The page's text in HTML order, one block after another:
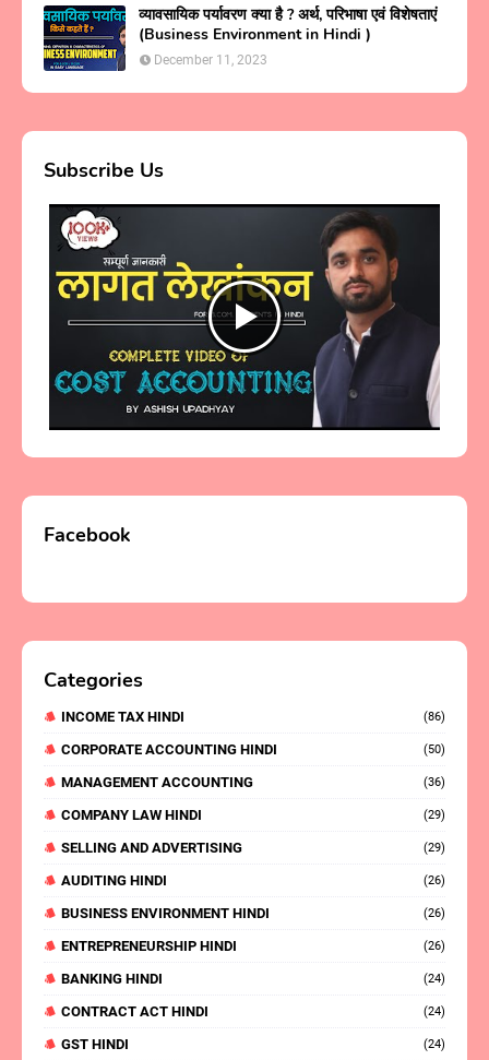
व्यावसायिक पर्यावरण क्या है ? अर्थ, परिभाषा एवं विशेषताएं
(Business Environment in Hindi )
December 11, 2023
Subscribe Us
Facebook
Categories
INCOME TAX HINDI (86)
CORPORATE ACCOUNTING HINDI (50)
MANAGEMENT ACCOUNTING (36)
COMPANY LAW HINDI (29)
SELLING AND ADVERTISING (29)
AUDITING HINDI (26)
BUSINESS ENVIRONMENT HINDI (26)
ENTREPRENEURSHIP HINDI (26)
BANKING HINDI (24)
CONTRACT ACT HINDI (24)
GST HINDI (24)